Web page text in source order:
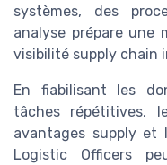
systèmes, des
analyse prépare une
visibilité supply chain
En fiabilisant les
tâches répétitives,
avantages supply et
Logistic Officers